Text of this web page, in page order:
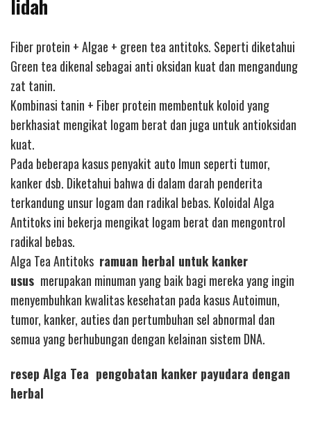
lidah
Fiber protein + Algae + green tea antitoks. Seperti diketahui
Green tea dikenal sebagai anti oksidan kuat dan mengandung
zat tanin.
Kombinasi tanin + Fiber protein membentuk koloid yang
berkhasiat mengikat logam berat dan juga untuk antioksidan
kuat.
Pada beberapa kasus penyakit auto Imun seperti tumor,
kanker dsb. Diketahui bahwa di dalam darah penderita
terkandung unsur logam dan radikal bebas. Koloidal Alga
Antitoks ini bekerja mengikat logam berat dan mengontrol
radikal bebas.
Alga Tea Antitoks ramuan herbal untuk kanker
usus merupakan minuman yang baik bagi mereka yang ingin
menyembuhkan kwalitas kesehatan pada kasus Autoimun,
tumor, kanker, auties dan pertumbuhan sel abnormal dan
semua yang berhubungan dengan kelainan sistem DNA.
resep Alga Tea pengobatan kanker payudara dengan
herbal